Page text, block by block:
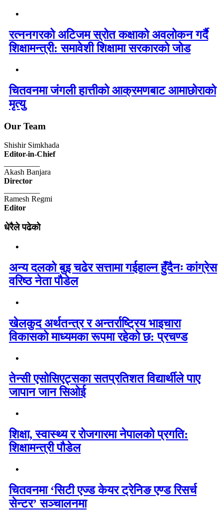
रत्ननगरको अटिजम स्रोत कक्षाको अवलोकन गर्दै
शिक्षामन्त्री: समावेशी शिक्षामा सरकारको जोड
चितवनमा जंगली हात्तीको आक्रमणबाट आमाछोराको
मृत्यु
Our Team
Shishir Simkhada
Editor-in-Chief
Akash Banjara
Director
Ramesh Regmi
Editor
धेरैले पढेको
अन्य दलको बुइ चढेर सत्तामा गईहाल्न हुँदैनः कांग्रेस
वरिष्ठ नेता पौडेल
खेलकुद अर्थतन्त्र र अन्तर्राष्ट्रिय भाइचारा
विकासको माध्यमका रूपमा रहेको छ: प्रचण्ड
तेन्सी एसोसिएट्सका सतप्रतिशत विद्यार्थीले पाए
जापान जान सिओई
शिक्षा, स्वास्थ्य र रोजगारमा नेपालको प्रगति:
शिक्षामन्त्री पौडेल
चितवनमा ‘सिटी एज्ड केयर ट्रेनिङ एण्ड रिसर्च
सेन्टर’ सञ्चालनमा